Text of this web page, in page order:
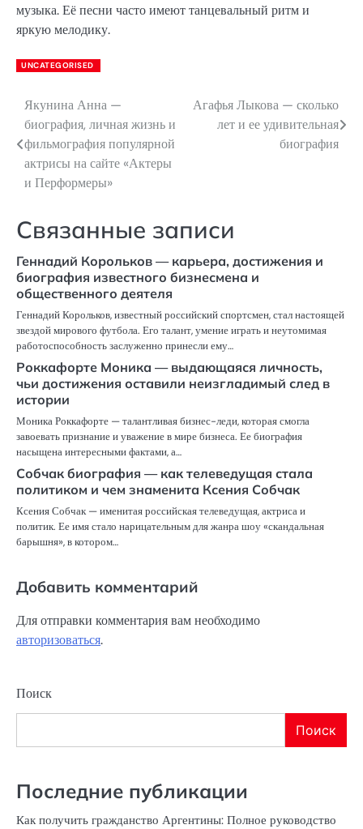
музыка. Её песни часто имеют танцевальный ритм и
яркую мелодику.
UNCATEGORISED
Навигация
по
записям
Якунина Анна —
биография, личная жизнь и
фильмография популярной
актрисы на сайте «Актеры
и Перформеры»
Агафья Лыкова — сколько
лет и ее удивительная
биография
Связанные записи
Геннадий Корольков — карьера, достижения и
биография известного бизнесмена и
общественного деятеля
Геннадий Корольков, известный российский спортсмен, стал настоящей
звездой мирового футбола. Его талант, умение играть и неутомимая
работоспособность заслуженно принесли ему…
Роккафорте Моника — выдающаяся личность,
чьи достижения оставили неизгладимый след в
истории
Моника Роккафорте — талантливая бизнес-леди, которая смогла
завоевать признание и уважение в мире бизнеса. Ее биография
насыщена интересными фактами, а…
Собчак биография — как телеведущая стала
политиком и чем знаменита Ксения Собчак
Ксения Собчак — именитая российская телеведущая, актриса и
политик. Ее имя стало нарицательным для жанра шоу «скандальная
барышня», в котором…
Добавить комментарий
Для отправки комментария вам необходимо
авторизоваться.
Поиск
Поиск
Последние публикации
Как получить гражданство Аргентины: Полное руководство